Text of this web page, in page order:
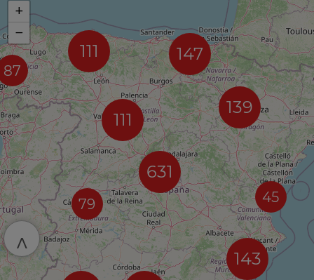
87
111 147
111
79
631
139
45
143
+
−
^